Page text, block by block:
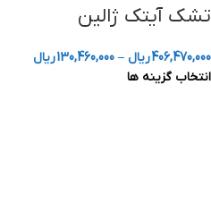
تشک آیتک ژالین
406,470,000ریال –
130,460,000ریال
انتخاب گزینه ها